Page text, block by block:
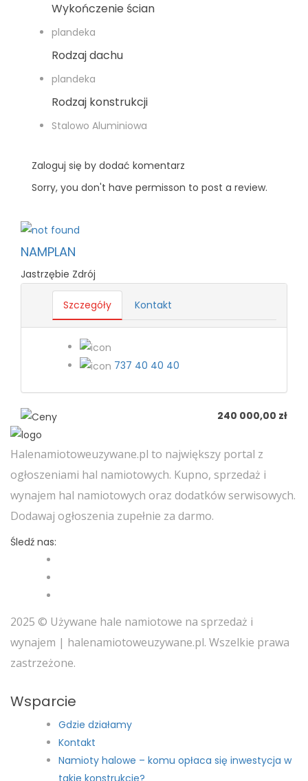
Wykończenie ścian
plandeka
Rodzaj dachu
plandeka
Rodzaj konstrukcji
Stalowo Aluminiowa
Zaloguj się by dodać komentarz
Sorry, you don't have permisson to post a review.
NAMPLAN
Jastrzębie Zdrój
Szczegóły Kontakt
737 40 40 40
240 000,00 zł
Halenamiotoweuzywane.pl to największy portal z
ogłoszeniami hal namiotowych. Kupno, sprzedaż i
wynajem hal namiotowych oraz dodatków serwisowych.
Dodawaj ogłoszenia zupełnie za darmo.
Śledź nas:
2025 © Używane hale namiotowe na sprzedaż i
wynajem | halenamiotoweuzywane.pl. Wszelkie prawa
zastrzeżone.
Wsparcie
Gdzie działamy
Kontakt
Namioty halowe – komu opłaca się inwestycja w
takie konstrukcje?